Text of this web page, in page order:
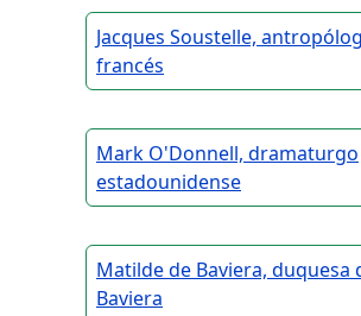
Jacques Soustelle,
francés
Mark O'Donnell, dramaturgo
estadounidense
Matilde de Baviera, duquesa
Baviera